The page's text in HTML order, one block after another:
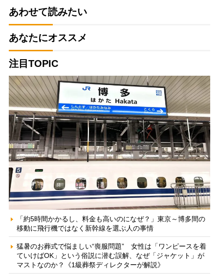
あわせて読みたい
あなたにオススメ
注目TOPIC
「約5時間かかるし、料金も高いのになぜ？」東京～博多間の
移動に飛行機ではなく新幹線を選ぶ人の事情
猛暑のお葬式で悩ましい“喪服問題” 女性は「ワンピースを着
ていけばOK」という俗説に潜む誤解、なぜ「ジャケット」が
マストなのか？《1級葬祭ディレクターが解説》